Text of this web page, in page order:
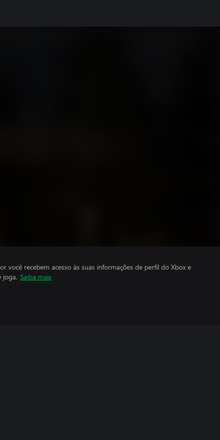
você recebem acesso às suas informações de perfil do Xbox e
joga. Saiba mais